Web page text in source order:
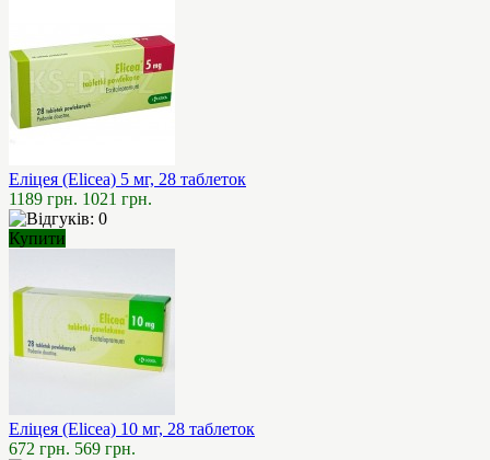
Еліцея (Elicea) 5 мг, 28 таблеток
1189 грн. 1021 грн.
Купити
Еліцея (Elicea) 10 мг, 28 таблеток
672 грн. 569 грн.